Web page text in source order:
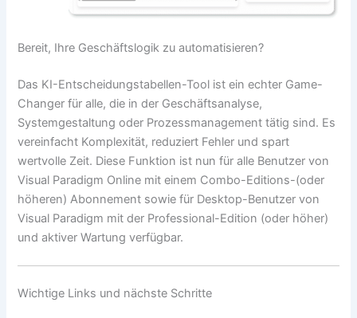
Bereit, Ihre Geschäftslogik zu automatisieren?
Das KI-Entscheidungstabellen-Tool ist ein echter Game-
Changer für alle, die in der Geschäftsanalyse,
Systemgestaltung oder Prozessmanagement tätig sind. Es
vereinfacht Komplexität, reduziert Fehler und spart
wertvolle Zeit. Diese Funktion ist nun für alle Benutzer von
Visual Paradigm Online mit einem Combo-Editions-(oder
höheren) Abonnement sowie für Desktop-Benutzer von
Visual Paradigm mit der Professional-Edition (oder höher)
und aktiver Wartung verfügbar.
Wichtige Links und nächste Schritte